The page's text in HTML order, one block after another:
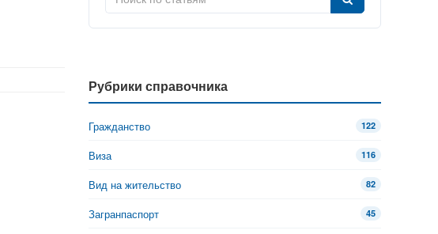
Рубрики справочника
Гражданство 122
Виза 116
Вид на жительство 82
Загранпаспорт 45